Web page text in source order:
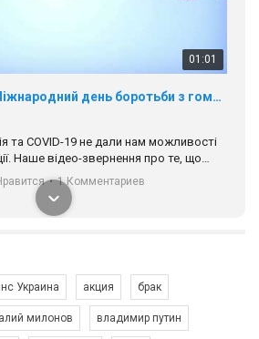
01:01
17 травня IDAHO. Міжнародний день боротьби з гомофобією трансфобією і біфобія.
та COVІD-19 не дали нам можливості
Наше відео-звернення про те, що
містах та не можемо зустрінеться, ми
хто поділяє цінності рівності та
до нас. Регіональні підрозділи
гучніше!
• 1 Комментариев
Украина акция брак
милонов владимир путин